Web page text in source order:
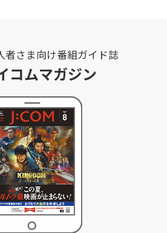
者さま向け番組ガイド誌
コムマガジン